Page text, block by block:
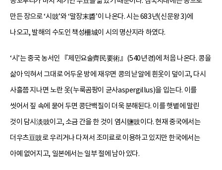
만든 장으로 ‘시豉’와 ‘말장末醬’이 나온다. 시는 683년(신문왕 3)에
나오고, 발해의 수도인 책성柵城이 시의 명산지라 하였다.
‘시’는 중국 농서인 『제민요술齊民要術』(540년경)에 처음 나온다. 콩을
삶아 익혀서 그대로 어두운 방에 재우면 콩의 낟알에 흰옷이 덮이고, 다시
사흘쯤 지나면 노란 옷(누룩곰팡이 균사aspergillus)을 입는다. 이를
씻어서 짚 속에 묻어 두면 콩단백질이 더욱 분해된다. 이를 햇볕에 말린
것이 담시淡豉이고, 소금 간을 한 것이 염시鹽豉이다. 현재 중국에서는
더우츠豆豉로 우리거나 다져서 조미료로 이용하고 있지만 한국에서는
아예 없어지고, 일본에서는 일부 절에 남아 있다.